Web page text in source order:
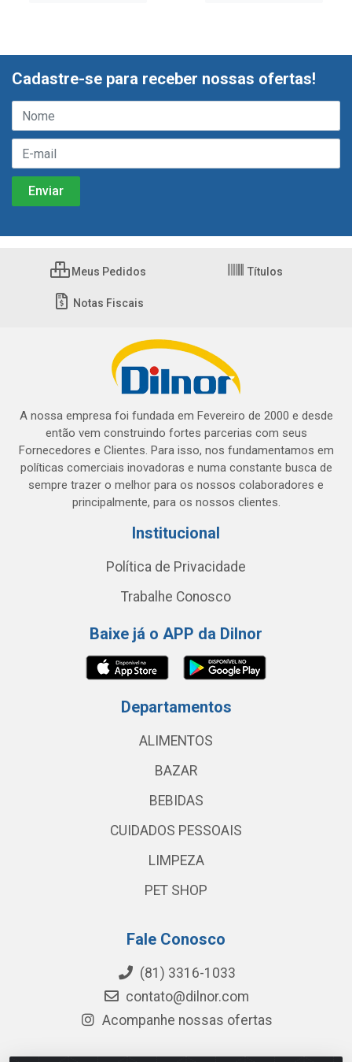
Cadastre-se para receber nossas ofertas!
Meus Pedidos Títulos
Notas Fiscais
A nossa empresa foi fundada em Fevereiro de 2000 e desde
então vem construindo fortes parcerias com seus
Fornecedores e Clientes. Para isso, nos fundamentamos em
políticas comerciais inovadoras e numa constante busca de
sempre trazer o melhor para os nossos colaboradores e
principalmente, para os nossos clientes.
Institucional
Política de Privacidade
Trabalhe Conosco
Baixe já o APP da Dilnor
Departamentos
ALIMENTOS
BAZAR
BEBIDAS
CUIDADOS PESSOAIS
LIMPEZA
PET SHOP
Fale Conosco
(81) 3316-1033
contato@dilnor.com
Acompanhe nossas ofertas